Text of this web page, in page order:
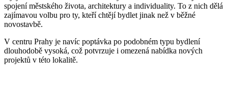
spojení městského života, architektury a individuality. To z nich dělá
zajímavou volbu pro ty, kteří chtějí bydlet jinak než v běžné
novostavbě.
V centru Prahy je navíc poptávka po podobném typu bydlení
dlouhodobě vysoká, což potvrzuje i omezená nabídka nových
projektů v této lokalitě.